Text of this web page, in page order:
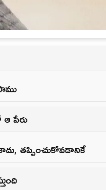
పేరు
తప్పించుకోవడానికే